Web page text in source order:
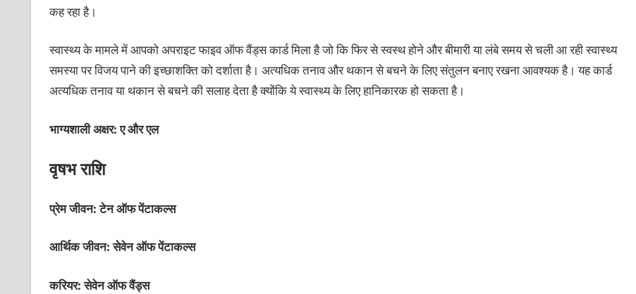
कह रहा है।
स्‍वास्थ्‍य के मामले में आपको अपराइट फाइव ऑफ वैंड्स कार्ड मिला है जो कि फिर से स्‍वस्‍थ होने और बीमारी या लंबे समय से चली आ रही स्‍वास्‍थ्‍य
समस्‍या पर विजय पाने की इच्‍छाशक्‍ति को दर्शाता है। अत्‍यधिक तनाव और थकान से बचने के लिए संतुलन बनाए रखना आवश्‍यक है। यह कार्ड
अत्‍यधिक तनाव या थकान से बचने की सलाह देता है क्‍योंकि ये स्‍वास्‍थ्‍य के लिए हानिकारक हो सकता है।
भाग्‍यशाली अक्षर: ए और एल
वृषभ राशि
प्रेम जीवन: टेन ऑफ पेंटाकल्‍स
आर्थिक जीवन: सेवेन ऑफ पेंटाकल्‍स
करियर: सेवेन ऑफ वैंड्स